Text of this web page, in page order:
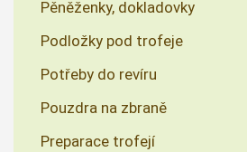
Pěněženky, dokladovky
Podložky pod trofeje
Potřeby do revíru
Pouzdra na zbraně
Preparace trofejí